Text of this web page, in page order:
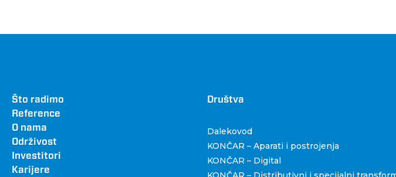
Footer
Što radimo
Reference
O nama
Održivost
Investitori
Karijere
Društva
Društva
Dalekovod
KONČAR – Aparati i postrojenja
KONČAR – Digital